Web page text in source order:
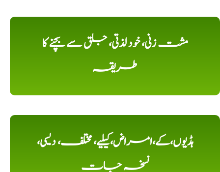
مشت زنی، خود لذتی، جلق سے بچنے کا
طریقہ
ہڈیوں،کے،امراض،کیلیے، مختلف، دیسی،
نسخہ جات